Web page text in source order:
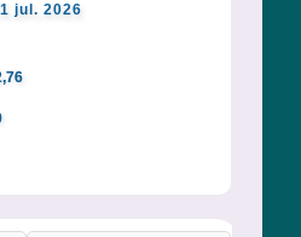
jul. 2026